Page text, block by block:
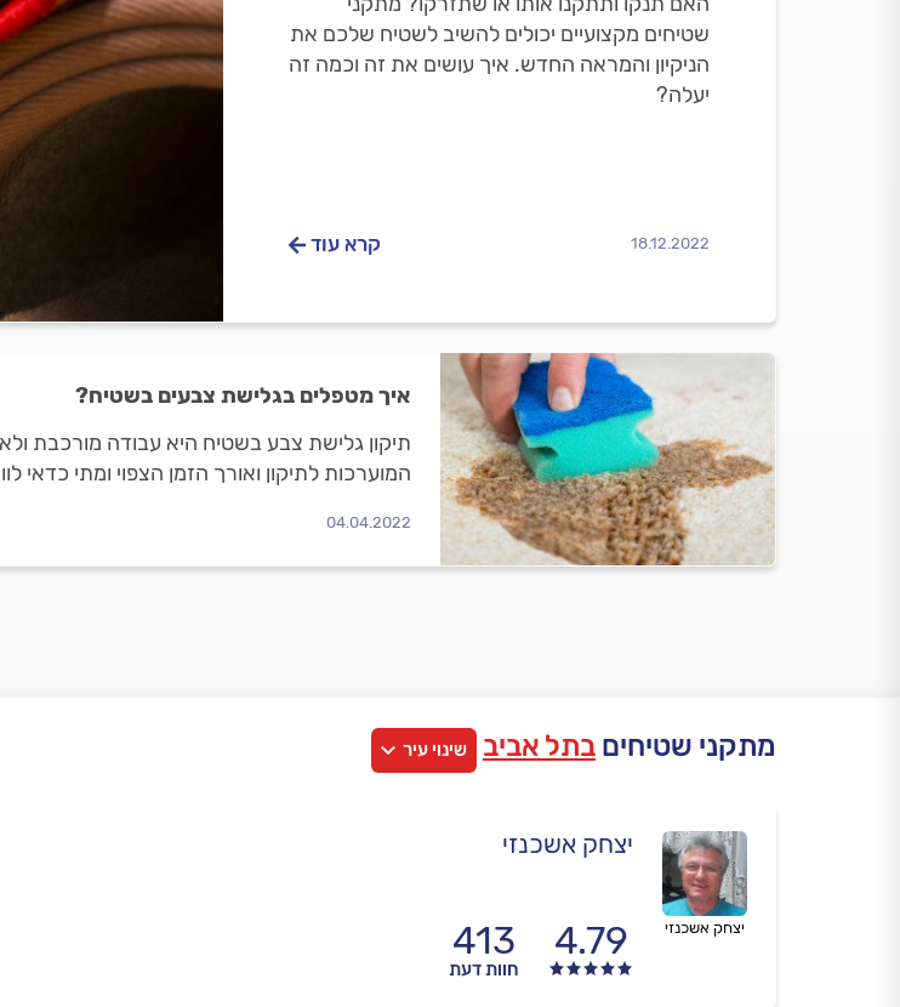
שטיחים מקצועיים יכולים להשיב לשטיח שלכם את
הניקיון והמראה החדש. איך עושים את זה וכמה זה
יעלה?
18.12.2022 קרא עוד
איך מטפלים בגלישת צבעים בשטיח?
תיקון גלישת צבע בשטיח היא עבודה מורכבת
המוערכות לתיקון ואורך הזמן הצפוי ומתי כדאי
04.04.2022
מתקני שטיחים בתל אביב שינוי עיר
יצחק אשכנזי
4.79
413
חוות דעת
יצחק אשכנזי